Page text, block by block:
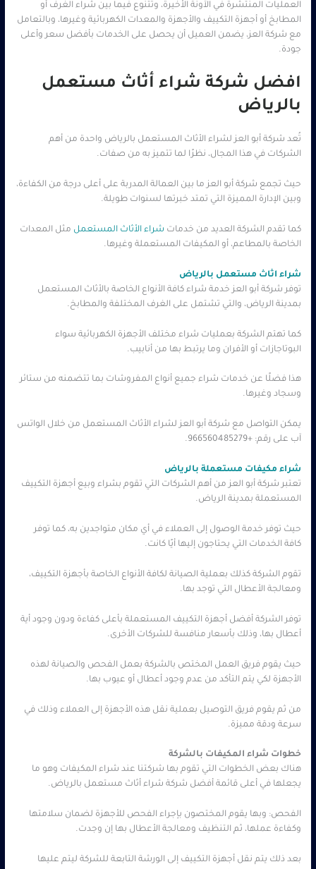
العمليات المنتشرة في الآونة الأخيرة، وتتنوع فيما بين شراء الغرف أو
المطابخ أو أجهزة التكييف والأجهزة والمعدات الكهربائية وغيرها، وبالتعامل
مع شركة العز، يضمن العميل أن يحصل على الخدمات بأفضل سعر وأعلى
جودة.
افضل شركة شراء أثاث مستعمل
بالرياض
تُعد شركة أبو العز لشراء الأثاث المستعمل بالرياض واحدة من أهم
الشركات في هذا المجال، نظرًا لما تتميز به من صفات.
حيث تجمع شركة أبو العز ما بين العمالة المدربة على أعلى درجة من الكفاءة،
وبين الإدارة المميزة التي تمتد خبرتها لسنوات طويلة.
كما تقدم الشركة العديد من خدمات شراء الأثاث المستعمل مثل المعدات
الخاصة بالمطاعم، أو المكيفات المستعملة وغيرها.
شراء اثاث مستعمل بالرياض
توفر شركة أبو العز خدمة شراء كافة الأنواع الخاصة بالأثاث المستعمل
بمدينة الرياض، والتي تشتمل على الغرف المختلفة والمطابخ.
كما تهتم الشركة بعمليات شراء مختلف الأجهزة الكهربائية سواء
البوتاجازات أو الأفران وما يرتبط بها من أنابيب.
هذا فضلًا عن خدمات شراء جميع أنواع المفروشات بما تتضمنه من ستائر
وسجاد وغيرها.
يمكن التواصل مع شركة أبو العز لشراء الأثاث المستعمل من خلال الواتس
آب على رقم: +966560485279.
شراء مكيفات مستعملة بالرياض
تعتبر شركة أبو العز من أهم الشركات التي تقوم بشراء وبيع أجهزة التكييف
المستعملة بمدينة الرياض.
حيث توفر خدمة الوصول إلى العملاء في أي مكان متواجدين به، كما توفر
كافة الخدمات التي يحتاجون إليها أيًا كانت.
تقوم الشركة كذلك بعملية الصيانة لكافة الأنواع الخاصة بأجهزة التكييف،
ومعالجة الأعطال التي توجد بها.
توفر الشركة أفضل أجهزة التكييف المستعملة بأعلى كفاءة ودون وجود أية
أعطال بها، وذلك بأسعار منافسة للشركات الأخرى.
حيث يقوم فريق العمل المختص بالشركة بعمل الفحص والصيانة لهذه
الأجهزة لكي يتم التأكد من عدم وجود أعطال أو عيوب بها.
من ثم يقوم فريق التوصيل بعملية نقل هذه الأجهزة إلى العملاء وذلك في
سرعة ودقة مميزة.
خطوات شراء المكيفات بالشركة
هناك بعض الخطوات التي تقوم بها شركتنا عند شراء المكيفات وهو ما
يجعلها في أعلى قائمة أفضل شركة شراء أثاث مستعمل بالرياض.
الفحص: وبها يقوم المختصون بإجراء الفحص للأجهزة لضمان سلامتها
وكفاءة عملها، ثم التنظيف ومعالجة الأعطال بها إن وجدت.
بعد ذلك يتم نقل أجهزة التكييف إلى الورشة التابعة للشركة ليتم عليها